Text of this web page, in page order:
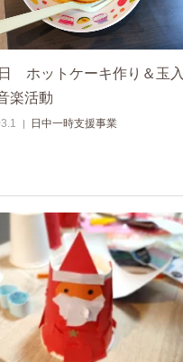
ホットケーキ作り＆玉入
楽活動
日中一時支援事業